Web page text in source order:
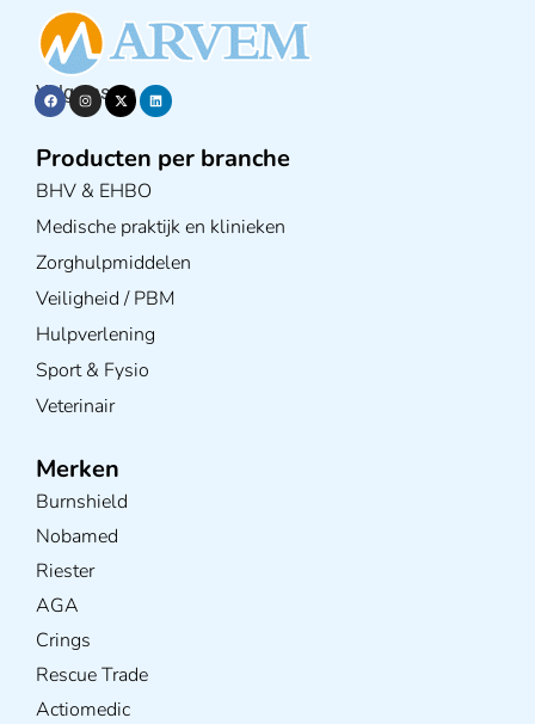
Volg ons op
Producten per branche
BHV & EHBO
Medische praktijk en klinieken
Zorghulpmiddelen
Veiligheid / PBM
Hulpverlening
Sport & Fysio
Veterinair
Merken
Burnshield
Nobamed
Riester
AGA
Crings
Rescue Trade
Actiomedic